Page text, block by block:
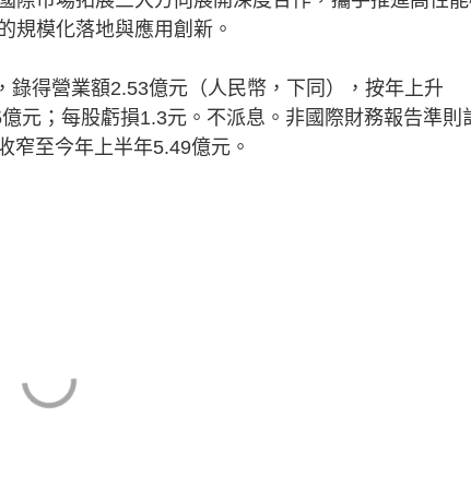
規模化落地與應用創新。
得營業額2.53億元（人民幣，下同），按年上升
元；每股虧損1.3元。不派息。非國際財務報告準則
窄至今年上半年5.49億元。